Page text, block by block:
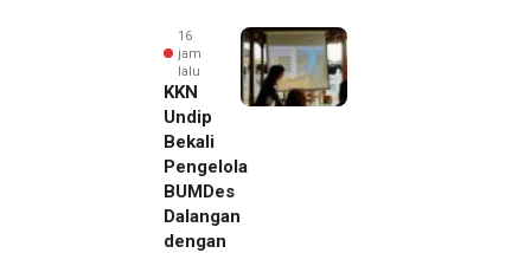
16
jam
lalu
KKN
Undip
Bekali
Pengelola
BUMDes
Dalangan
dengan